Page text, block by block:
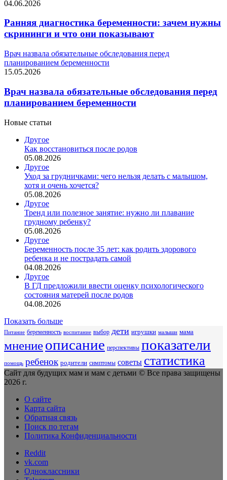
04.06.2026
Ранняя диагностика беременности: зачем нужны
скрининги и что они показывают
Врач назвала обязательные обследования перед
планированием беременности
15.05.2026
Врач назвала обязательные обследования перед
планированием беременности
Новые статьи
Другое
Как восстановиться после родов
05.08.2026
Другое
Уход за грудничками: чего нельзя делать с малышом,
хотя и очень хочется?
05.08.2026
Другое
Тренд или полезное занятие: нужно ли плавание
грудному ребенку?
05.08.2026
Другое
Беременность после 35 лет: как родить здорового
ребенка и не пострадать самой
04.08.2026
Другое
В ГД предложили ввести оценку психологического
состояния матерей после родов
04.08.2026
Показать больше
Питание беременность воспитание выбор дети игрушки малыши мама
мнениеописание перспективы показатели
помощь ребенок родители симптомы советы статистика
Сайт для будущих мам и мам с детьми © Все права защищены
2026 г.
О сайте
Карта сайта
Обратная связь
Поиск по тегам
Политика Конфиденциальности
Reddit
vk.com
Одноклассники